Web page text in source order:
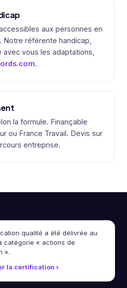
aux personnes en
Notre référente handicap,
avec vous les adaptations,
.
la formule. Finançable
ou France Travail. Devis sur
entreprise.
qualité a été délivrée au
catégorie « actions de
».
la certification ›